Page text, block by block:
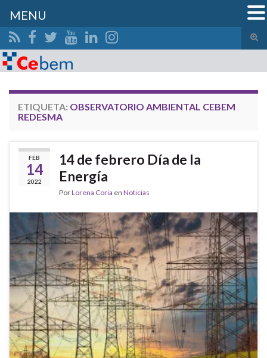
el
Search for:
ETIQUETA: OBSERVATORIO AMBIENTAL CEBEM
REDESMA
FEB
14
2022
14 de febrero Día de la
Energía
PorLorena Coria en Noticias
MENU